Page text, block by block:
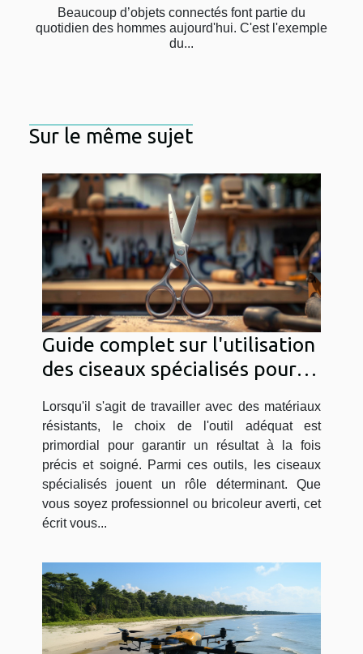
Beaucoup d’objets connectés font partie du
quotidien des hommes aujourd'hui. C'est l'exemple
du...
Sur le même sujet
Guide complet sur l'utilisation
des ciseaux spécialisés pour
Lorsqu'il s'agit de travailler avec des matériaux
résistants, le choix de l'outil adéquat est
primordial pour garantir un résultat à la fois
précis et soigné. Parmi ces outils, les ciseaux
spécialisés jouent un rôle déterminant. Que
vous soyez professionnel ou bricoleur averti, cet
écrit vous...